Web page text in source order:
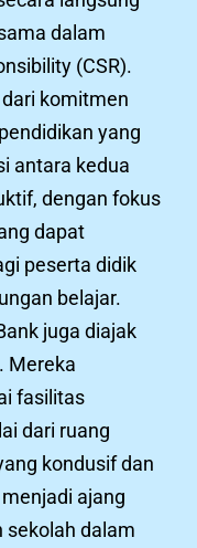
dalam
(CSR).
komitmen
yang
antara kedua
dengan fokus
dapat
peserta didik
belajar.
juga diajak
Mereka
fasilitas
dari ruang
kondusif dan
ajang
dalam